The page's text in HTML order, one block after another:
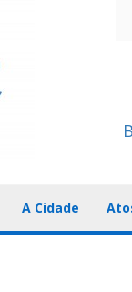
A Cidade